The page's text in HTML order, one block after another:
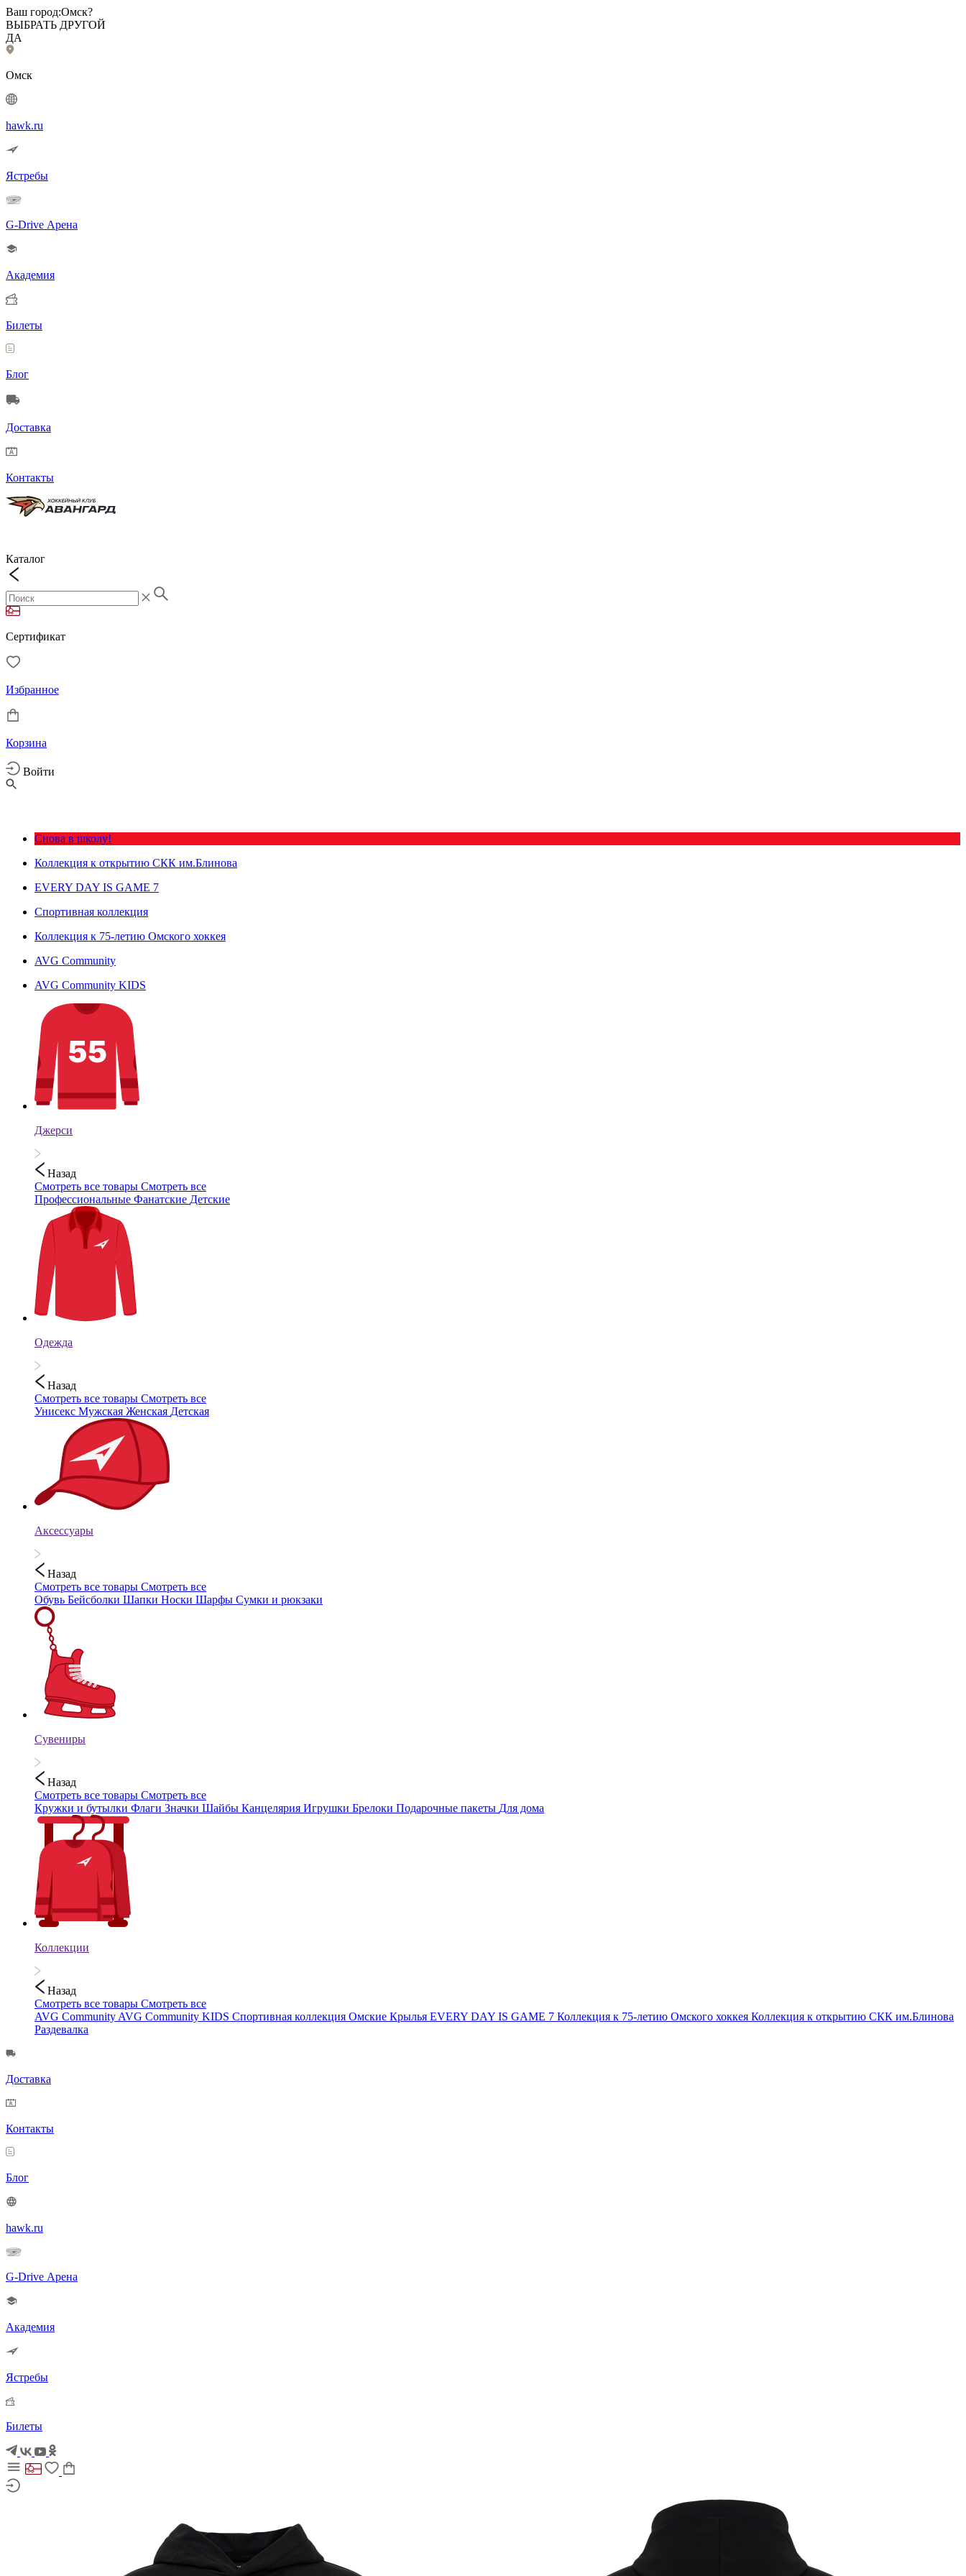
Ваш город:Омск?
ВЫБРАТЬ ДРУГОЙ
ДА
Омск
hawk.ru
Ястребы
G-Drive Арена
Академия
Билеты
Блог
Доставка
Контакты
Каталог
Сертификат
Избранное
Корзина
Войти
Снова в школу!
Коллекция к открытию СКК им.Блинова
EVERY DAY IS GAME 7
Спортивная коллекция
Коллекция к 75-летию Омского хоккея
AVG Community
AVG Community KIDS
Джерси
Назад
Смотреть все товары Смотреть все
Профессиональные Фанатские Детские
Одежда
Назад
Смотреть все товары Смотреть все
Унисекс Мужская Женская Детская
Аксессуары
Назад
Смотреть все товары Смотреть все
Обувь Бейсболки Шапки Носки Шарфы Сумки и рюкзаки
Сувениры
Назад
Смотреть все товары Смотреть все
Кружки и бутылки Флаги Значки Шайбы Канцелярия Игрушки Брелоки Подарочные пакеты Для дома
Коллекции
Назад
Смотреть все товары Смотреть все
AVG Community AVG Community KIDS Спортивная коллекция Омские Крылья EVERY DAY IS GAME 7 Коллекция к 75-летию Омского хоккея Коллекция к открытию СКК им.Блинова
Раздевалка
Доставка
Контакты
Блог
hawk.ru
G-Drive Арена
Академия
Ястребы
Билеты